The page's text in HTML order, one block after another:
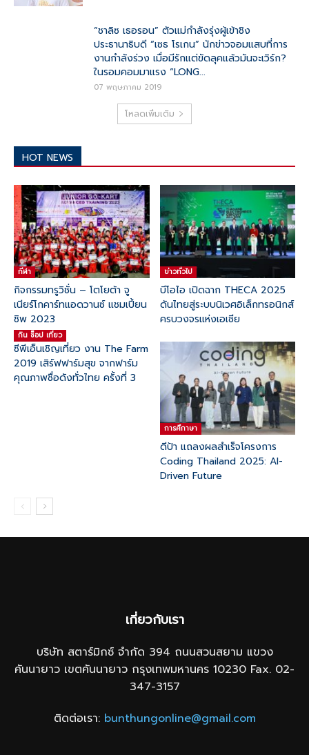
“ชาลิซ เธอรอน” ตัวแม่กำลังรุ่งผู้เข้าชิง
ประธานาธิบดี “เซธ โรเกน” นักข่าวจอมแสบที่การ
งานกำลังร่วง เมื่อมีรักแต่ขัดลุคแล้วมันจะเวิร์ก?
ในรอมคอมมาแรง “LONG...
07 พฤษภาคม 2019
โหลดเพิ่มเติม
HOT NEWS
กีฬา
กิจกรรมทรูวิชั่น – โตโยต้า จู
เนียร์โกคาร์ทแอดวานซ์ แชมเปี้ยน
ชิพ 2023
ข่าวทั่วไป
บีโอไอ เปิดฉาก THECA 2025
ดันไทยสู่ระบบนิเวศอิเล็กทรอนิกส์
ครบวงจรแห่งเอเชีย
กิน ช๊อป เที่ยว
ซีพีเอ็นเชิญเที่ยว งาน The Farm
2019 เสิร์ฟฟาร์มสุข จากฟาร์ม
คุณภาพชื่อดังทั่วไทย ครั้งที่ 3
การศึกาษา
ดีป้า แถลงผลสำเร็จโครงการ
Coding Thailand 2025: AI-
Driven Future
เกี่ยวกับเรา
บริษัท สตาร์มิกซ์ จำกัด 394 ถนนสวนสยาม แขวง
คันนายาว เขตคันนายาว กรุงเทพมหานคร 10230 Fax. 02-
347-3157
ติดต่อเรา: bunthungonline@gmail.com